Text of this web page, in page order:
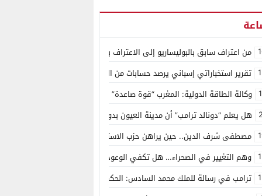
من اعتراف سابق بالبوليساريو إلى الاعتراف بسيادة المغرب على الصحراء..
تقرير استخباراتي إسباني يرصد حسابات من الجزائر وأرقاما بـ”213+” ضمن حملة رقمية منظمة حرّضت على اقتحام سبتة
وكالة الطاقة الدولية: المغرب “قوة صاعدة” في سوق المعادن الاستراتيجية
هل يعلم “دونالد ترامب” أن مدينة العيون بدون ماء؟
مصطفى شرف الدين.. حين يراهن حزب الاستقلال على الكفاءة ويمنح الشباب
وهم التغيير في الصحراء… هل تكفي الوعود الفارغة لصناعة الواقع؟
ترامب في رسالة للملك محمد السادس: الحكم الذاتي هو الأساس الوحيد لحل